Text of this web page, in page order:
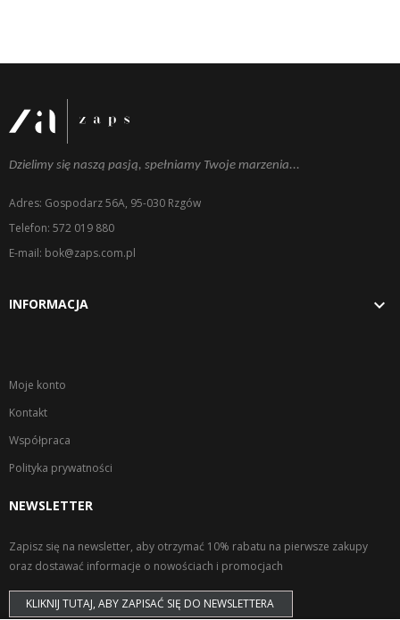
Dzielimy się naszą pasją, spełniamy Twoje marzenia...
Adres: Gospodarz 56A, 95-030 Rzgów
Telefon: 572 019 880
E-mail: bok@zaps.com.pl
INFORMACJA 
Moje konto
Kontakt
Współpraca
Polityka prywatności
NEWSLETTER
Zapisz się na newsletter, aby otrzymać 10% rabatu na pierwsze zakupy
oraz dostawać informacje o nowościach i promocjach
KLIKNIJ TUTAJ, ABY ZAPISAĆ SIĘ DO NEWSLETTERA